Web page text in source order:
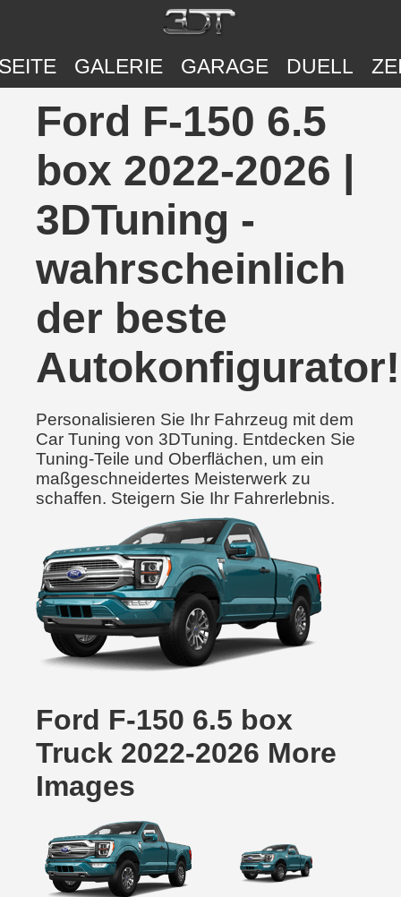
GALERIE GARAGE DUELL
Ford F-150 6.5
box 2022-2026 |
3DTuning -
wahrscheinlich
der beste
Autokonfigurator!
Personalisieren Sie Ihr Fahrzeug mit dem
Car Tuning von 3DTuning. Entdecken Sie
Tuning-Teile und Oberflächen, um ein
maßgeschneidertes Meisterwerk zu
schaffen. Steigern Sie Ihr Fahrerlebnis.
Ford F-150 6.5 box
Truck 2022-2026 More
Images